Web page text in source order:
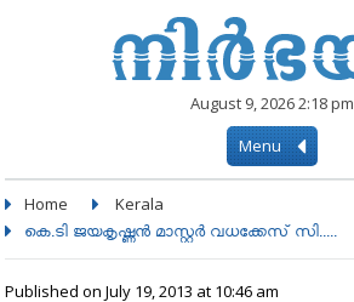
August 9, 2026 2:18 pm
Menu
Home Kerala
കെ.ടി ജയകൃഷ്ണന്‍ മാസ്റ്റര്‍ വധക്കേസ് സി.....
Published on July 19, 2013 at 10:46 am